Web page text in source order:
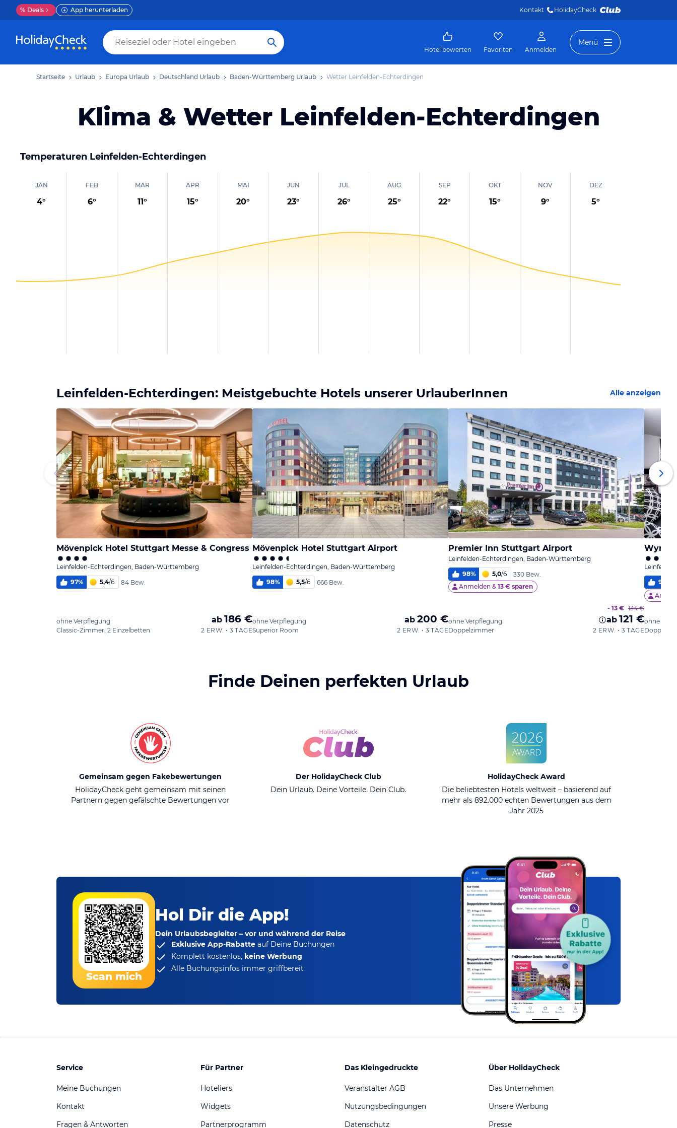
% Deals App herunterladen Kontakt HolidayCheck
Hotel bewerten Favoriten Anmelden
Menü
Startseite Urlaub Europa Urlaub Deutschland Urlaub Baden-Württemberg Urlaub Wetter Leinfelden-Echterdingen
Klima & Wetter Leinfelden-Echterdingen
Temperaturen Leinfelden-Echterdingen
JAN
4°
FEB
6°
MÄR
11°
APR
15°
MAI
20°
JUN
23°
JUL
26°
AUG
25°
SEP
22°
OKT
15°
NOV
9°
DEZ
5°
Leinfelden-Echterdingen: Meistgebuchte Hotels unserer UrlauberInnen Alle anzeigen
Mövenpick Hotel Stuttgart Messe & Congress
Leinfelden-Echterdingen, Baden-Württemberg
97% 5,4/6 84 Bew.
ohne Verpflegung
Classic-Zimmer, 2 Einzelbetten
ab 186 €
2 ERW. • 3 TAGE
Mövenpick Hotel Stuttgart Airport
Leinfelden-Echterdingen, Baden-Württemberg
98% 5,5/6 666 Bew.
ohne Verpflegung
Superior Room
ab 200 €
2 ERW. • 3 TAGE
Premier Inn Stuttgart Airport
Leinfelden-Echterdingen, Baden-Württemberg
98% 5,0/6
330 Bew.
Anmelden & 13 € sparen
ohne Verpflegung
Doppelzimmer
- 13 € 134 €
ab 121 €
2 ERW. • 3 TAGE
93
ohne
Finde Deinen perfekten Urlaub
Gemeinsam gegen Fakebewertungen
HolidayCheck geht gemeinsam mit seinen
Partnern gegen gefälschte Bewertungen vor
Der HolidayCheck Club
Dein Urlaub. Deine Vorteile. Dein Club.
HolidayCheck Award
Die beliebtesten Hotels weltweit – basierend auf
mehr als 892.000 echten Bewertungen aus dem
Jahr 2025
Scan mich
Hol Dir die App!
Dein Urlaubsbegleiter – vor und während der Reise
Exklusive App-Rabatte auf Deine Buchungen
Komplett kostenlos, keine Werbung
Alle Buchungsinfos immer griffbereit
Service
Meine Buchungen
Kontakt
Fragen & Antworten
Für Partner
Hoteliers
Widgets
Partnerprogramm
Das Kleingedruckte
Veranstalter AGB
Nutzungsbedingungen
Datenschutz
Über HolidayCheck
Das Unternehmen
Unsere Werbung
Presse